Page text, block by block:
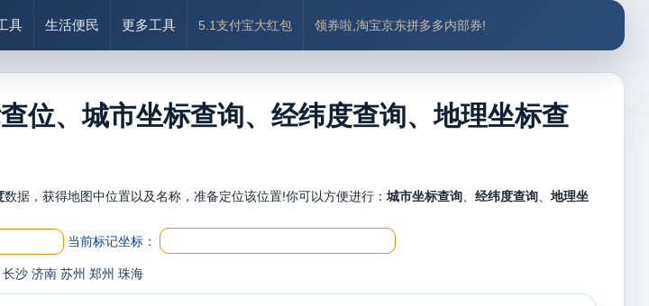
具 生活便民 更多工具 5.1支付宝大红包 领券啦,淘宝京东拼多多内部券!
位、城市坐标查询、经纬度查询、地理坐标查
数据，获得地图中位置以及名称，准备定位该位置!你可以方便进行： 城市坐标查询、 经纬度查询、 地理坐
当前标记坐标：
长沙 济南 苏州 郑州 珠海